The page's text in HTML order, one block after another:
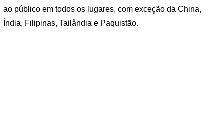
ao público em todos os lugares, com exceção da China,
Índia, Filipinas, Tailândia e Paquistão.